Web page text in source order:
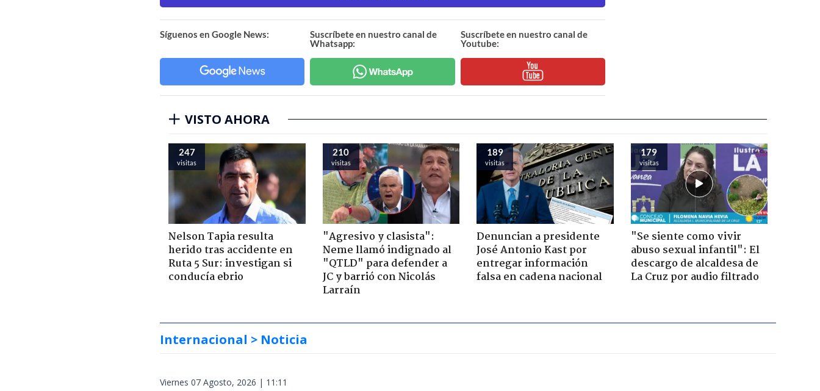
Síguenos en Google News:
Suscríbete en nuestro canal de
Whatsapp:
Suscríbete en nuestro canal de
Youtube:
VISTO AHORA
247
visitas
Nelson Tapia resulta
herido tras accidente en
Ruta 5 Sur: investigan si
conducía ebrio
210
visitas
"Agresivo y clasista":
Neme llamó indignado al
"QTLD" para defender a
JC y barrió con Nicolás
Larraín
189
visitas
Denuncian a presidente
José Antonio Kast por
entregar información
falsa en cadena nacional
179
visitas
"Se siente como vivir
abuso sexual infantil": El
descargo de alcaldesa de
La Cruz por audio filtrado
Internacional > Noticia
Viernes 07 Agosto, 2026 | 11:11